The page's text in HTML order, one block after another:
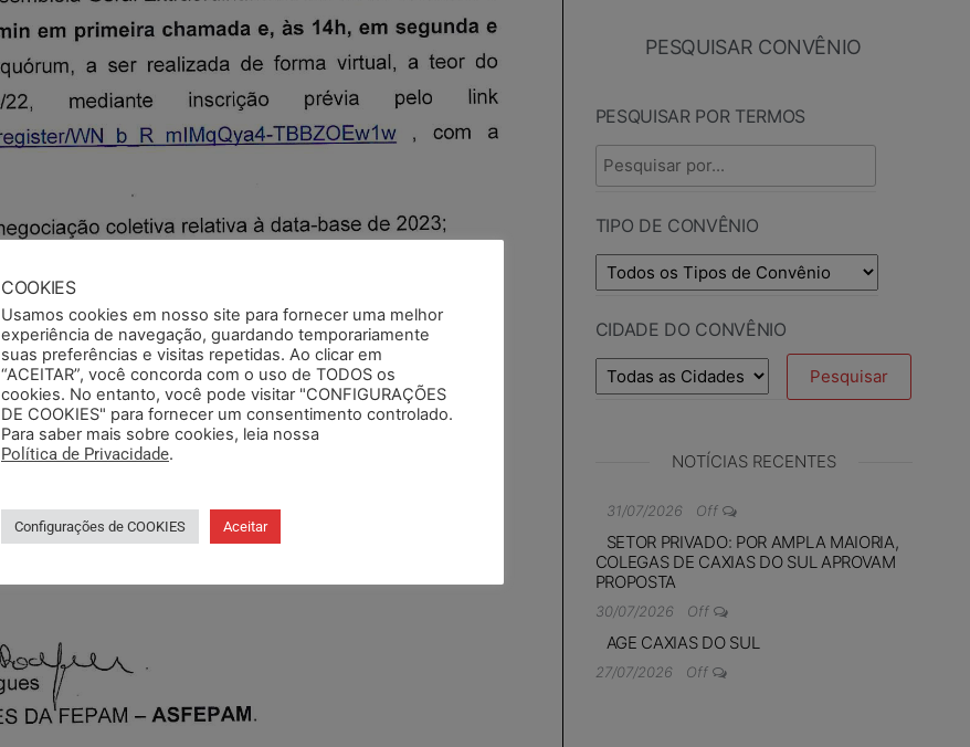
PESQUISAR CONVÊNIO
PESQUISAR POR TERMOS
TIPO DE CONVÊNIO
CIDADE DO CONVÊNIO
NOTÍCIAS RECENTES
31/07/2026 Off
SETOR PRIVADO: POR AMPLA MAIORIA,
COLEGAS DE CAXIAS DO SUL APROVAM
PROPOSTA
30/07/2026 Off
AGE CAXIAS DO SUL
27/07/2026 Off
COOKIES
Usamos cookies em nosso site para fornecer uma melhor
experiência de navegação, guardando temporariamente
suas preferências e visitas repetidas. Ao clicar em
“ACEITAR”, você concorda com o uso de TODOS os
cookies. No entanto, você pode visitar "CONFIGURAÇÕES
DE COOKIES" para fornecer um consentimento controlado.
Para saber mais sobre cookies, leia nossa
Política de Privacidade.
Configurações de COOKIES Aceitar